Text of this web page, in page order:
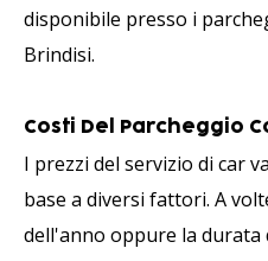
disponibile presso i
Brindisi.
Costi Del Parcheggio
I prezzi del servizio di car
base a diversi fattori. A
dell'anno oppure la